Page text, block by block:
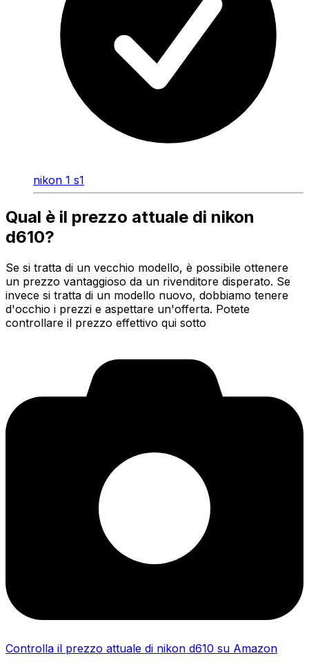
nikon 1 s1
Qual è il prezzo attuale di nikon
d610?
Se si tratta di un vecchio modello, è possibile ottenere
un prezzo vantaggioso da un rivenditore disperato. Se
invece si tratta di un modello nuovo, dobbiamo tenere
d'occhio i prezzi e aspettare un'offerta. Potete
controllare il prezzo effettivo qui sotto
Controlla il prezzo attuale di nikon d610 su Amazon